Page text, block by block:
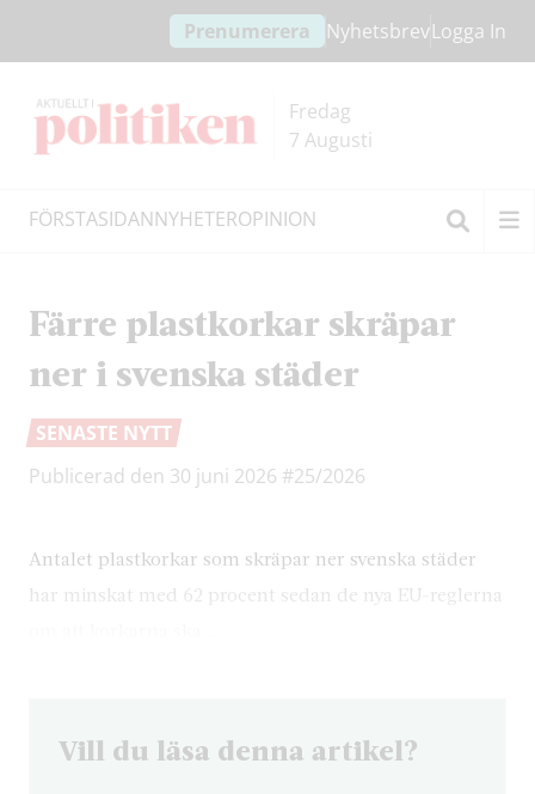
innehållet
headern
Prenumerera NyhetsbrevLogga In
Fredag
7 Augusti
FÖRSTASIDANNYHETEROPINION
Färre plastkorkar skräpar
ner i svenska städer
SENASTE NYTT
Publicerad den 30 juni 2026 #25/2026
Antalet plastkorkar som skräpar ner svenska städer
har minskat med 62 procent sedan de nya EU-reglerna
Vill du läsa denna artikel?